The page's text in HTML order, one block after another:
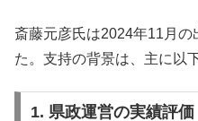
斎藤元彦氏は2024年11月
た。支持の背景は、主に以
1. 県政運営の実績評価